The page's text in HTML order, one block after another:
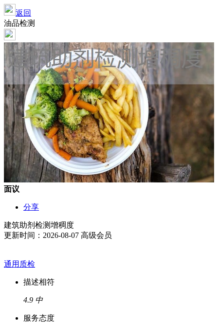
返回
油品检测
面议
分享
建筑助剂检测增稠度
更新时间：2026-08-07 高级会员
通用质检
描述相符
4.9 中
服务态度